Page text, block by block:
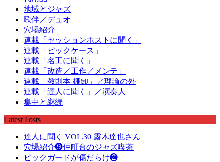
地域とジャズ
歌伴／デュオ
穴場紹介
連載「セッションホストに聞く」
連載「ピックケース」
連載「名工に聞く」
連載「改造／工作／メンテ」
連載「教則本 棚卸」／理論の外
連載「達人に聞く」／演奏人
集中と継続
Latest Posts
達人に聞く VOL.30 露木達也さん
穴場紹介❾仲町台のジャズ喫茶
ピックガードが傷だらけ❷